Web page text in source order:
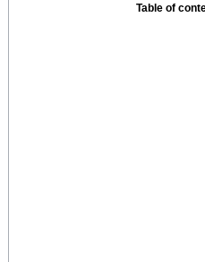
Table of